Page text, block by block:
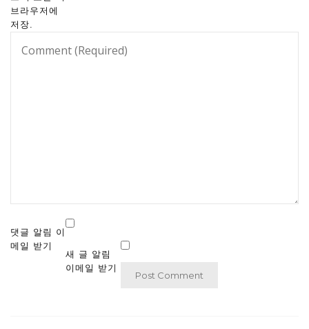
브라우저에
저장.
댓글 알림 이
메일 받기
새 글 알림
이메일 받기